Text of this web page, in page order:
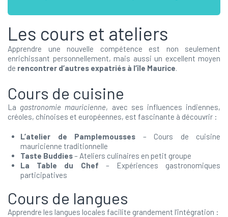
Les cours et ateliers
Apprendre une nouvelle compétence est non seulement
enrichissant personnellement, mais aussi un excellent moyen
de rencontrer d’autres expatriés à l’île Maurice.
Cours de cuisine
La gastronomie mauricienne, avec ses influences indiennes,
créoles, chinoises et européennes, est fascinante à découvrir :
L’atelier de Pamplemousses – Cours de cuisine
mauricienne traditionnelle
Taste Buddies– Ateliers culinaires en petit groupe
La Table du Chef – Expériences gastronomiques
participatives
Cours de langues
Apprendre les langues locales facilite grandement l’intégration :